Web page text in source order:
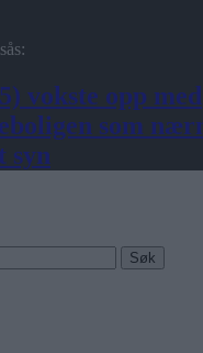
vokste opp med
som
syn